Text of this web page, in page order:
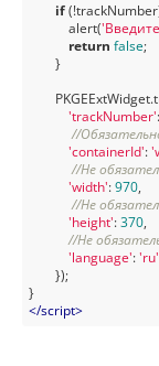
if
            alert(
return false;
        }
'trackNumber'
//
'containerId':
//Не
'width': 970,
//Не
'height': 370,
//Не
'language': 'ru'
        });
</script>